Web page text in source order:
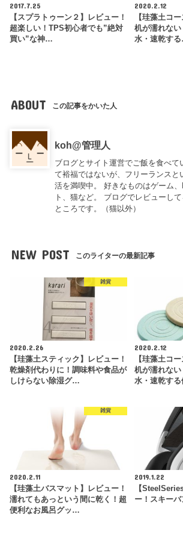
2017.7.25
【スプラトゥーン２】レビュー！
超楽しい！TPS初心者でも”絶対
買い”な神…
2020.2.12
【珪藻土コ
机が濡れな
水・速乾す
ABOUT この記事をかいた人
koh@管理人
ブログとサイト運営でご飯を食べて
て裕福ではないが、フリーランスと
活を満喫中。 好きなものはゲーム
ト、猫など。 ブログでレビューし
ところです。（猫以外）
NEW POST このライターの最新記事
雑貨
2020.2.26
【珪藻土スティック】レビュー！
乾燥剤代わりに！調味料や食品が
しけらない除湿グ…
2020.2.12
【珪藻土コ
机が濡れな
水・速乾す
雑貨
2020.2.11
【珪藻土バスマット】レビュー！
濡れてもあっという間に乾く！超
便利なお風呂グッ…
2019.1.22
【
ー！スキー